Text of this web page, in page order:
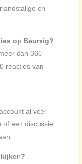
en
op Beursig?
dan 360
reacties van
al veel
of een discussie